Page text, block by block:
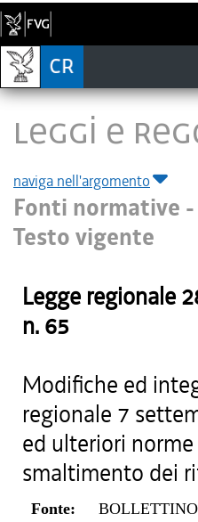
LEGGI E
naviga nell'argomento
Fonti normative
Testo vigente
Legge regionale
n. 65
Modifiche ed
regionale 7
ed ulteriori
smaltimento dei
Fonte: